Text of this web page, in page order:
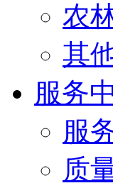
农
其
服务
服
质